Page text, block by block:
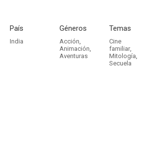
País
India
Géneros
Acción,
Animación,
Aventuras
Temas
Cine
familiar,
Mitología,
Secuela